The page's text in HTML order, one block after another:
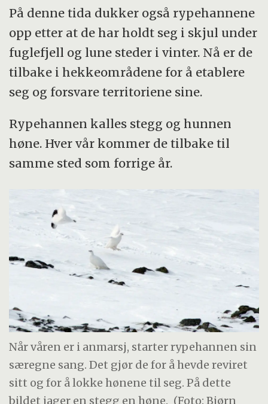
På denne tida dukker også rypehannene
opp etter at de har holdt seg i skjul under
fuglefjell og lune steder i vinter. Nå er de
tilbake i hekkeområdene for å etablere
seg og forsvare territoriene sine.
Rypehannen kalles stegg og hunnen
høne. Hver vår kommer de tilbake til
samme sted som forrige år.
Når våren er i anmarsj, starter rypehannen sin
særegne sang. Det gjør de for å hevde reviret
sitt og for å lokke hønene til seg. På dette
bildet jager en stegg en høne. (Foto: Bjørn